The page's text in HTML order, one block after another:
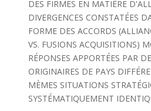
DES FIRMES EN MATIÊRE
DIVERGENCES CONSTATÉES
FORME DES ACCORDS
VS. FUSIONS ACQUISITIONS)
RÉPONSES APPORTÉES PAR
ORIGINAIRES DE PAYS
MÈMES SITUATIONS
SYSTÉMATIQUEMENT